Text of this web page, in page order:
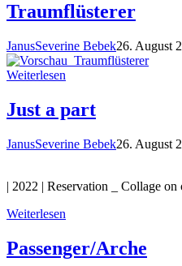
Traumflüsterer
JanusSeverine Bebek26. August
Weiterlesen
Just a part
JanusSeverine Bebek26. August
| 2022 | Reservation _ Collage on
Weiterlesen
Passenger/Arche